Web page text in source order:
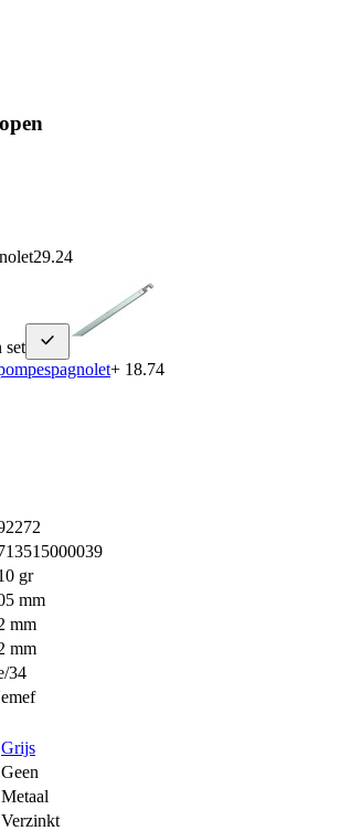
29.24
set
+ 18.74
gr
mm
mm
mm
34
Grijs
Geen
Metaal
Verzinkt